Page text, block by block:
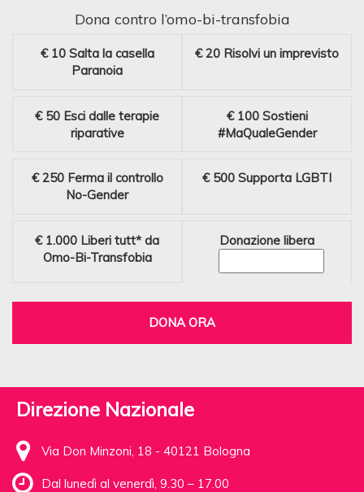
Dona contro l’omo-bi-transfobia
€ 10 Salta la casella
Paranoia
€ 20 Risolvi un imprevisto
€ 50 Esci dalle terapie
riparative
€ 100 Sostieni
#MaQualeGender
€ 250 Ferma il controllo
No-Gender
€ 500 Supporta LGBTI
€ 1.000 Liberi tutt* da
Omo-Bi-Transfobia
Donazione libera
DONA ORA
Direzione Nazionale
Via Don Minzoni, 18 - 40121 Bologna
Dal lunedì al venerdì, 9.30 – 17.00